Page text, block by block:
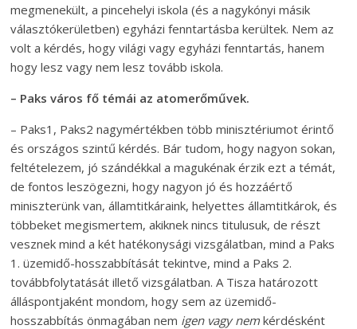
megmenekült, a pincehelyi iskola (és a nagykónyi másik
választókerületben) egyházi fenntartásba kerültek. Nem az
volt a kérdés, hogy világi vagy egyházi fenntartás, hanem
hogy lesz vagy nem lesz tovább iskola.
– Paks város fő témái az atomerőművek.
– Paks1, Paks2 nagymértékben több minisztériumot érintő
és országos szintű kérdés. Bár tudom, hogy nagyon sokan,
feltételezem, jó szándékkal a magukénak érzik ezt a témát,
de fontos leszögezni, hogy nagyon jó és hozzáértő
miniszterünk van, államtitkáraink, helyettes államtitkárok, és
többeket megismertem, akiknek nincs titulusuk, de részt
vesznek mind a két hatékonysági vizsgálatban, mind a Paks
1. üzemidő-hosszabbítását tekintve, mind a Paks 2.
továbbfolytatását illető vizsgálatban. A Tisza határozott
álláspontjaként mondom, hogy sem az üzemidő-
hosszabbítás önmagában nem igen vagy nem kérdésként